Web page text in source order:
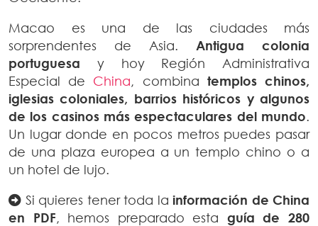
Macao es una de las ciudades más
sorprendentes de Asia. Antigua colonia
portuguesa y hoy Región Administrativa
Especial de China, combina templos chinos,
iglesias coloniales, barrios históricos y algunos
de los casinos más espectaculares del mundo.
Un lugar donde en pocos metros puedes pasar
de una plaza europea a un templo chino o a
un hotel de lujo.
Si quieres tener toda la información de China
en PDF, hemos preparado esta guía de 280